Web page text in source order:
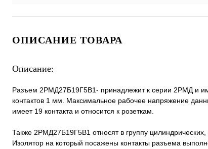
ОПИСАНИЕ ТОВАРА
Описание:
Разъем 2РМД27Б19Г5В1- принадлежит к серии 2РМД и
контактов 1 мм. Максимальное рабочее напряжение
имеет 19 контакта и относится к розеткам.
Также 2РМД27Б19Г5В1 относят в группу
Изолятор на который посажены контакты разъема